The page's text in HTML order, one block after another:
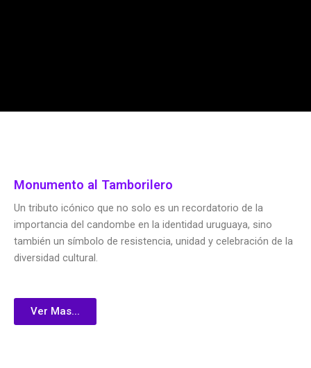
Monumento al Tamborilero
Un tributo icónico que no solo es un recordatorio de la
importancia del candombe en la identidad uruguaya, sino
también un símbolo de resistencia, unidad y celebración de la
diversidad cultural.
Ver Mas...